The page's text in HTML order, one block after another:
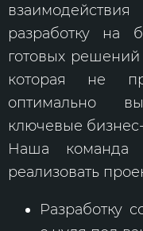
разработку на
готовых решений
которая не
оптимально
ключевые
Наша команда
реализовать
Разработку